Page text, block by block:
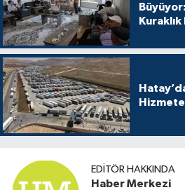
EDITÖR HAKKINDA
Haber Merkezi